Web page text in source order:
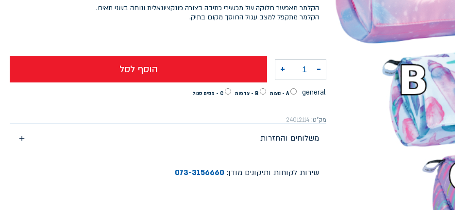
הקלמר מאפשר חלוקה של מכשירי כתיבה בצורה פונקציונאלית ונוחה בשני תאים.
הקלמר מתקפל למצב עגול החוסך מקום בתיק.
general A - נוצות B - צדפות C - פסים סגול
- כמות של קלמר אקספלור עגול 2 תאים בנות צדפים+פסים שמנת
+ הוסף לסל
מק"ט: 24012114
משלוחים והחזרות
שירות לקוחות ותיקונים מודן: 073-3156660